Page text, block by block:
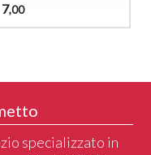
7,00
specializzato in